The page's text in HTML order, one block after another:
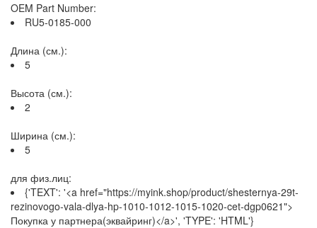
OEM Part Number:
RU5-0185-000
Длина (см.):
5
Высота (см.):
2
Ширина (см.):
5
для физ.лиц:
{'TEXT': '<a href="https://myink.shop/product/shesternya-29t-
rezinovogo-vala-dlya-hp-1010-1012-1015-1020-cet-dgp0621">
Покупка у партнера(эквайринг)</a>', 'TYPE': 'HTML'}